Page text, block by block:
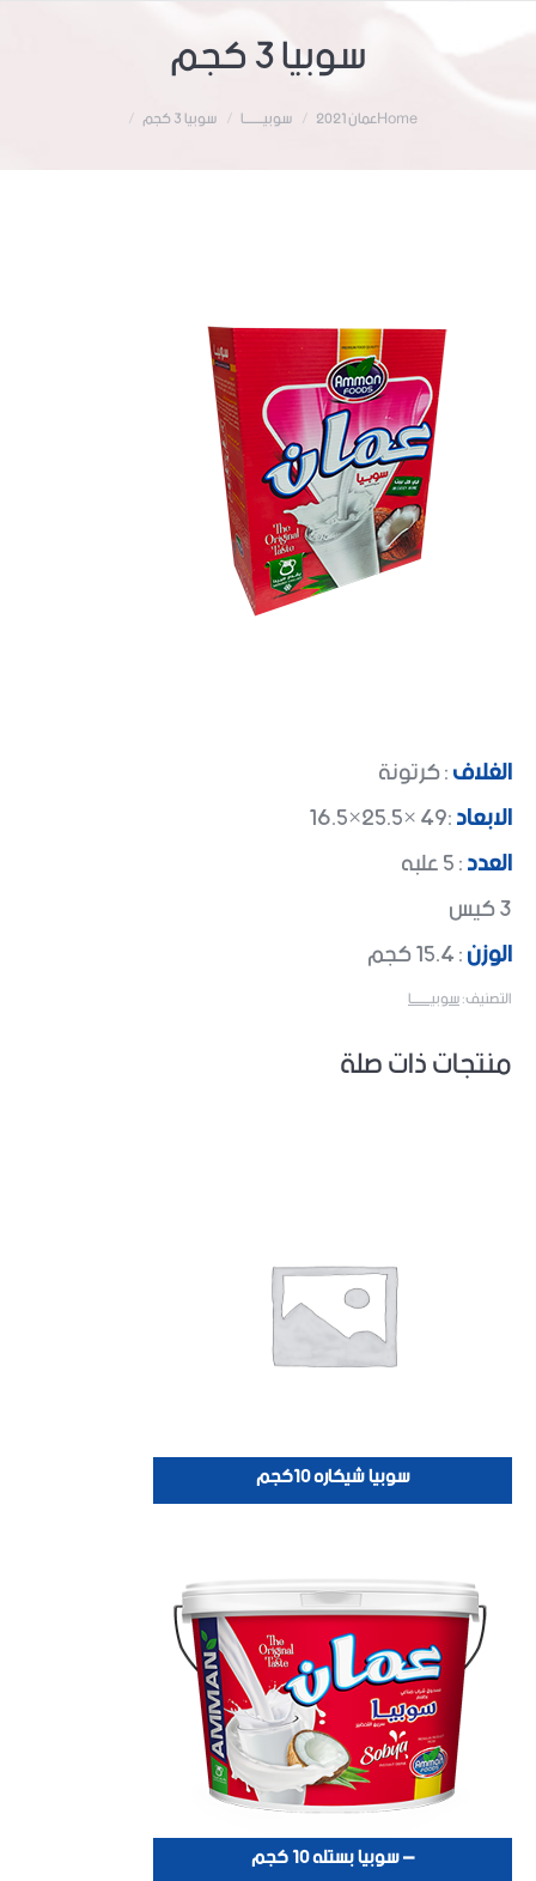
سوبيا 3 كجم
Homeعمان 2021 سوبيــــــــا سوبيا 3 كجم
الغلاف: كرتونة
الابعاد:49 ×25.5×16.5
العدد: 5 علبه
3 كيس
الوزن: 15.4 كجم
التصنيف:سوبيــــــــا
منتجات ذات صلة
سوبيا شيكاره 10كجم
– سوبيا بستله 10 كجم